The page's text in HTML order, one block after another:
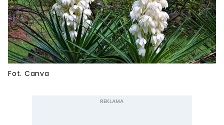
Fot. Canva